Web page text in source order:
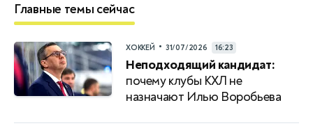
Главные темы сейчас
ХОККЕЙ • 31/07/2026 16:23
Неподходящий кандидат:
почему клубы КХЛ не
назначают Илью Воробьева